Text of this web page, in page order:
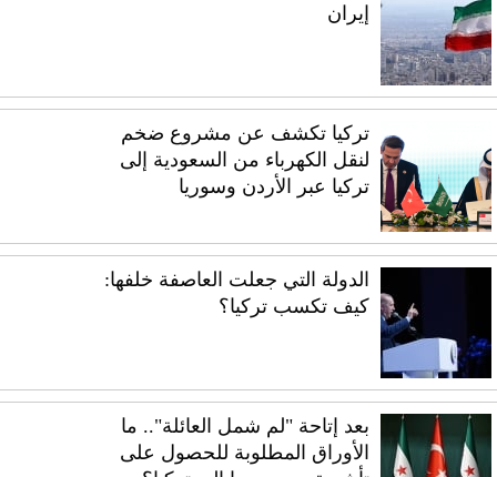
إيران
تركيا تكشف عن مشروع ضخم
لنقل الكهرباء من السعودية إلى
تركيا عبر الأردن وسوريا
الدولة التي جعلت العاصفة خلفها:
كيف تكسب تركيا؟
بعد إتاحة "لم شمل العائلة".. ما
الأوراق المطلوبة للحصول على